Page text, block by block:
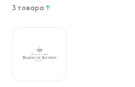
3 товара ↑